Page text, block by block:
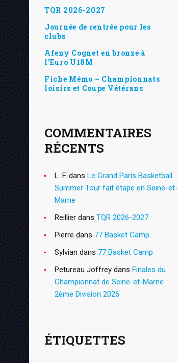
TQR 2026-2027
Journée de rentrée pour les
clubs
Afeny Cognet en bronze à
l’Euro U18M
Fiche Mémo – Championnats
loisirs et Coupe Vétérans
COMMENTAIRES
RÉCENTS
L. F. dans Le Grand Paris Basketball
Summer Tour fait étape en Seine-et-
Marne
Reillier dans TQR 2026-2027
Pierre dans 77 Basket Camp
Sylvian dans 77 Basket Camp
Petureau Joffrey dans Finales du
Championnat de Seine-et-Marne
2ème Division 2026
ÉTIQUETTES